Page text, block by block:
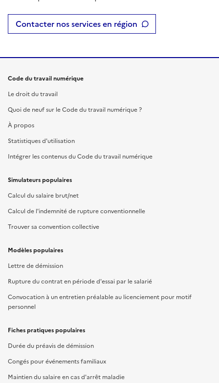
Contacter nos services en région
Code du travail numérique
Le droit du travail
Quoi de neuf sur le Code du travail numérique ?
À propos
Statistiques d'utilisation
Intégrer les contenus du Code du travail numérique
Simulateurs populaires
Calcul du salaire brut/net
Calcul de l'indemnité de rupture conventionnelle
Trouver sa convention collective
Modèles populaires
Lettre de démission
Rupture du contrat en période d'essai par le salarié
Convocation à un entretien préalable au licenciement pour motif
personnel
Fiches pratiques populaires
Durée du préavis de démission
Congés pour événements familiaux
Maintien du salaire en cas d'arrêt maladie